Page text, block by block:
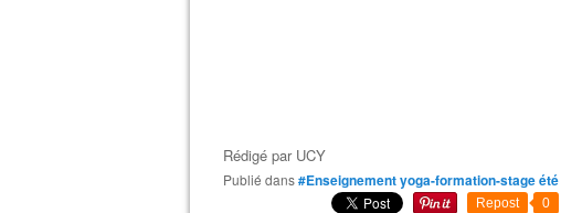
Rédigé par UCY
Publié dans#Enseignement yoga-formation-stage été
Repost 0